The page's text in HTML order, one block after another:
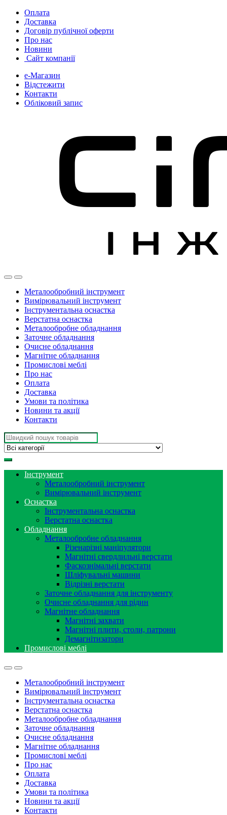
Skip
navigation
Skip
content
Оплата
Доставка
Договір публічної оферти
Про нас
Новини
Сайт компанії
е-Магазин
Відстежити
Контакти
Обліковий запис
Металообробний інструмент
Вимірювальний інструмент
Інструментальна оснастка
Верстатна оснастка
Металообробне обладнання
Заточне обладнання
Очисне обладнання
Магнітне обладнання
Промислові меблі
Про нас
Оплата
Доставка
Умови та політика
Новини та акції
Контакти
Search
for:
Інструмент
Металообробний інструмент
Вимірювальний інструмент
Оснастка
Інструментальна оснастка
Верстатна оснастка
Обладнання
Металообробне обладнання
Різенарізні маніпулятори
Магнітні свердлильні верстати
Фаскознімальні верстати
Шліфувальні машини
Відрізні верстати
Заточне обладнання для інструменту
Очисне обладнання для рідин
Магнітне обладнання
Магнітні захвати
Магнітні плити, столи, патрони
Демагнітизатори
Промислові меблі
Металообробний інструмент
Вимірювальний інструмент
Інструментальна оснастка
Верстатна оснастка
Металообробне обладнання
Заточне обладнання
Очисне обладнання
Магнітне обладнання
Промислові меблі
Про нас
Оплата
Доставка
Умови та політика
Новини та акції
Контакти